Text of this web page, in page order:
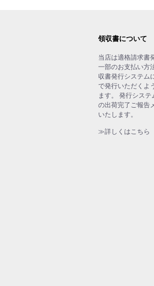
領収書について
当店は適格請求書
一部のお支払い方
収書発行システム
で発行いただくよ
ます。 発行システ
の出荷完了ご報告
いたします。
≫詳しくはこちら